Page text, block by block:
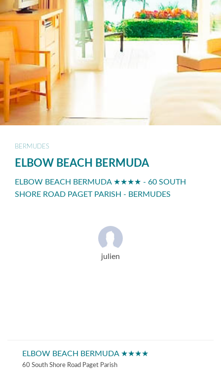
BERMUDES
ELBOW BEACH BERMUDA
ELBOW BEACH BERMUDA ★★★★ - 60 SOUTH
SHORE ROAD PAGET PARISH - BERMUDES
julien
ELBOW BEACH BERMUDA ★★★★
60 South Shore Road Paget Parish